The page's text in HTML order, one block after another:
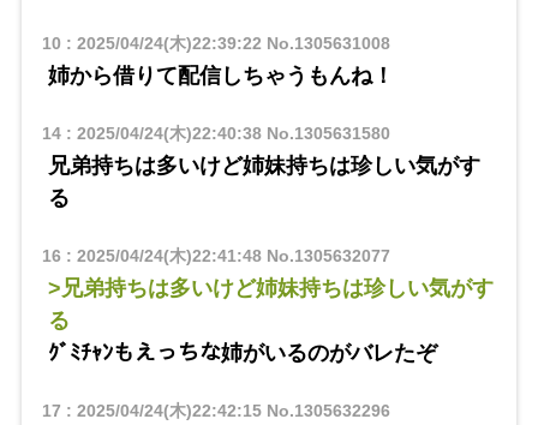
10 : 2025/04/24(木)22:39:22 No.1305631008
姉から借りて配信しちゃうもんね！
14: 2025/04/24(木)22:40:38No.1305631580
兄弟持ちは多いけど姉妹持ちは珍しい気がす
る
16 : 2025/04/24(木)22:41:48No.1305632077
>兄弟持ちは多いけど姉妹持ちは珍しい気がす
る
ｸﾞﾐﾁｬﾝもえっちな姉がいるのがバレたぞ
17 : 2025/04/24(木)22:42:15No.1305632296